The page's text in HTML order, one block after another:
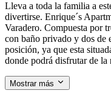
Lleva a toda la familia a
divertirse. Enrique´s
Varadero. Compuesta por
con baño privado y dos de
posición, ya que esta
donde podrá disfrutar de
Mostrar más